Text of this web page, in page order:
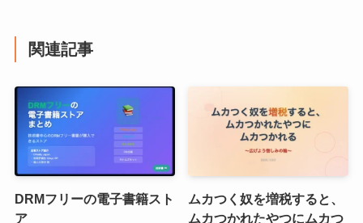
関連記事
DRMフリーの電子書籍スト
ア
ムカつく奴を増税すると、
ムカつかれたやつにムカつ